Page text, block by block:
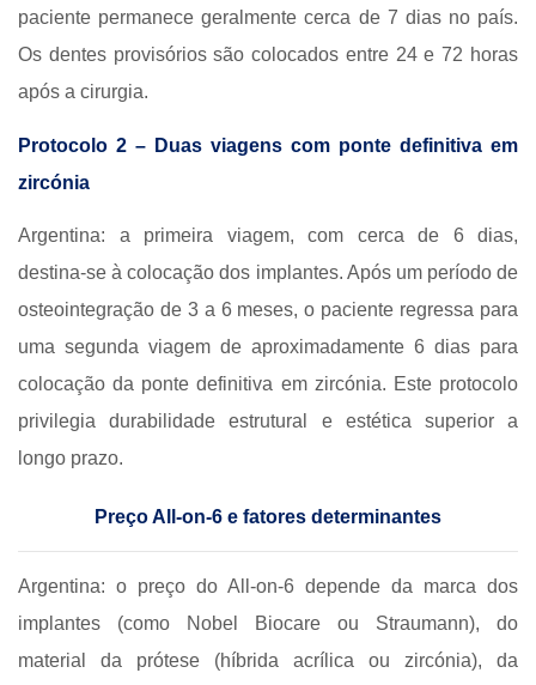
paciente permanece geralmente cerca de 7 dias no país.
Os dentes provisórios são colocados entre 24 e 72 horas
após a cirurgia.
Protocolo 2 – Duas viagens com ponte definitiva em
zircónia
Argentina: a primeira viagem, com cerca de 6 dias,
destina-se à colocação dos implantes. Após um período de
osteointegração de 3 a 6 meses, o paciente regressa para
uma segunda viagem de aproximadamente 6 dias para
colocação da ponte definitiva em zircónia. Este protocolo
privilegia durabilidade estrutural e estética superior a
longo prazo.
Preço All-on-6 e fatores determinantes
Argentina: o preço do All-on-6 depende da marca dos
implantes (como Nobel Biocare ou Straumann), do
material da prótese (híbrida acrílica ou zircónia), da